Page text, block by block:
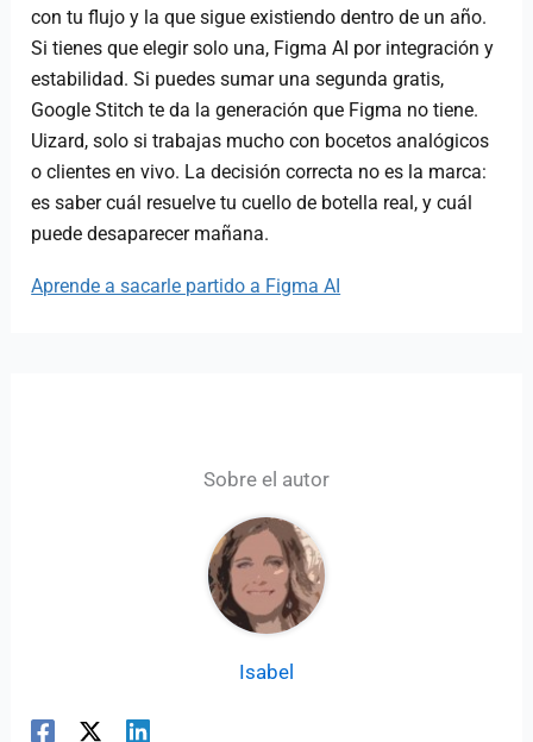
con tu flujo y la que sigue existiendo dentro de un año.
Si tienes que elegir solo una, Figma AI por integración y
estabilidad. Si puedes sumar una segunda gratis,
Google Stitch te da la generación que Figma no tiene.
Uizard, solo si trabajas mucho con bocetos analógicos
o clientes en vivo. La decisión correcta no es la marca:
es saber cuál resuelve tu cuello de botella real, y cuál
puede desaparecer mañana.
Aprende a sacarle partido a Figma AI
Sobre el autor
Isabel